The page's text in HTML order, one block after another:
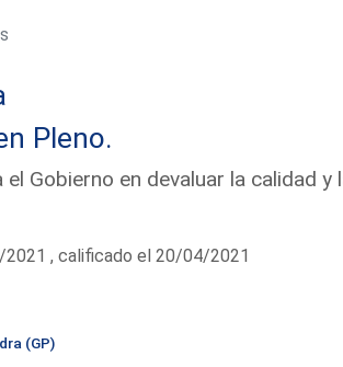
Pleno.
Gobierno en devaluar la calidad y
, calificado el 20/04/2021
(GP)